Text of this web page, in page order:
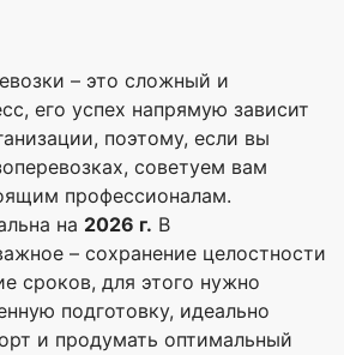
– это сложный и
его успех напрямую зависит
поэтому, если вы
советуем вам
профессионалам.
на 2026 г. В
– сохранение целостности
сроков, для этого нужно
подготовку, идеально
и продумать оптимальный